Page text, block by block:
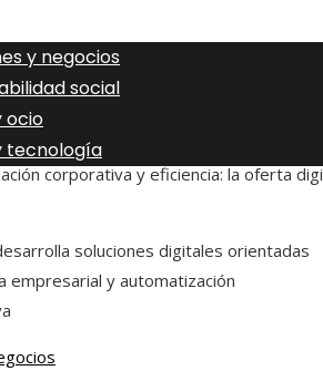
y negocios
social
ocio
tecnología
corporativa y eficiencia: la oferta